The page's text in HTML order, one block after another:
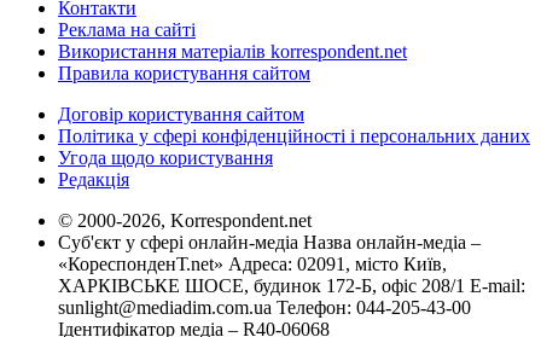
Контакти
Реклама на сайті
Використання матеріалів korrespondent.net
Правила користування сайтом
Договір користування сайтом
Політика у сфері конфіденційності і персональних даних
Угода щодо користування
Редакція
© 2000-2026, Korrespondent.net
Суб'єкт у сфері онлайн-медіа Назва онлайн-медіа –
«КореспонденТ.net» Адреса: 02091, місто Київ,
ХАРКІВСЬКЕ ШОСЕ, будинок 172-Б, офіс 208/1 E-mail:
sunlight@mediadim.com.ua Телефон: 044-205-43-00
Ідентифікатор медіа – R40-06068